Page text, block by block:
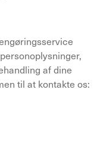
af dine
til at kontakte os: